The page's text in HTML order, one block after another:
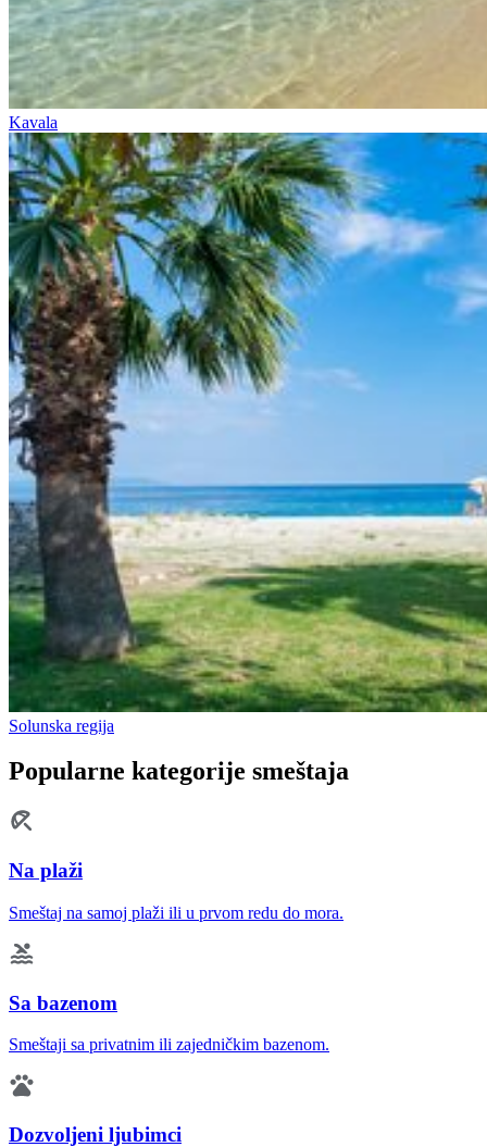
Kavala
Solunska regija
Popularne kategorije smeštaja
Na plaži
Smeštaj na samoj plaži ili u prvom redu do mora.
Sa bazenom
Smeštaji sa privatnim ili zajedničkim bazenom.
Dozvoljeni ljubimci